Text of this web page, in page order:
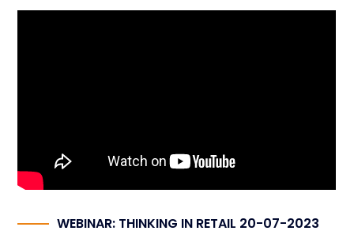
WEBINAR: THINKING IN RETAIL 20-07-2023